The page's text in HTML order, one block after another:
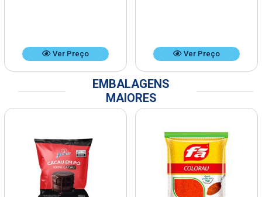
Ver Preço Ver Preço
EMBALAGENS
MAIORES